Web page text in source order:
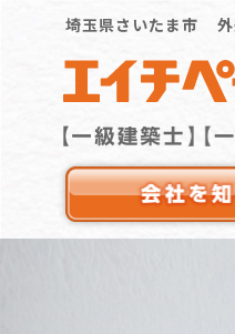
埼玉県さいたま市